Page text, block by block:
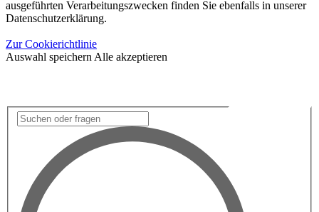
ausgeführten Verarbeitungszwecken finden Sie ebenfalls in unserer
Datenschutzerklärung.
Zur Cookierichtlinie
Auswahl speichern Alle akzeptieren